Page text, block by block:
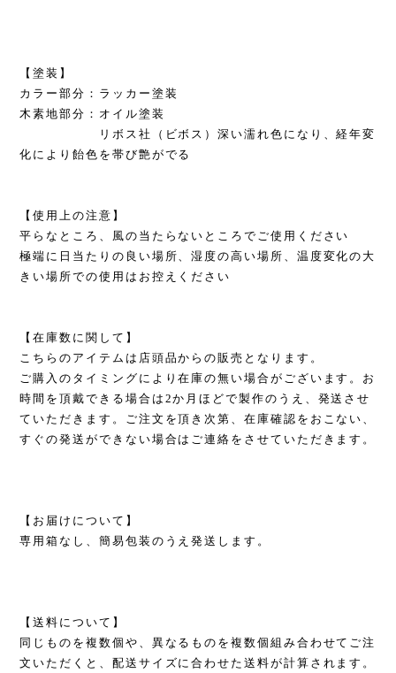
【塗装】
カラー部分：ラッカー塗装
木素地部分：オイル塗装
リボス社（ビボス）深い濡れ色になり、経年変
化により飴色を帯び艶がでる
【使用上の注意】
平らなところ、風の当たらないところでご使用ください
極端に日当たりの良い場所、湿度の高い場所、温度変化の大
きい場所での使用はお控えください
【在庫数に関して】
こちらのアイテムは店頭品からの販売となります。
ご購入のタイミングにより在庫の無い場合がございます。お
時間を頂戴できる場合は2か月ほどで製作のうえ、発送させ
ていただきます。ご注文を頂き次第、在庫確認をおこない、
すぐの発送ができない場合はご連絡をさせていただきます。
【お届けについて】
専用箱なし、簡易包装のうえ発送します。
【送料について】
同じものを複数個や、異なるものを複数個組み合わせてご注
文いただくと、配送サイズに合わせた送料が計算されます。